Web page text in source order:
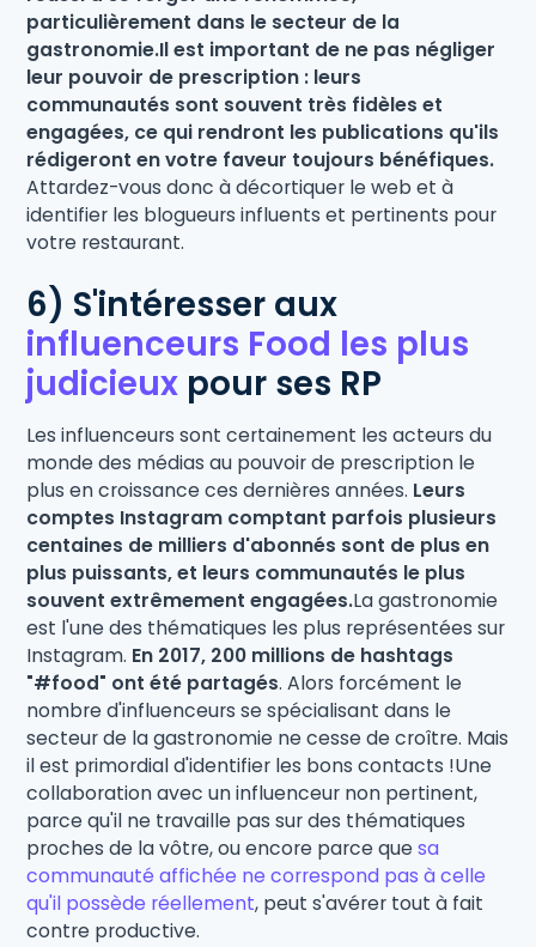
particulièrement dans le secteur de la
gastronomie.Il est important de ne pas négliger
leur pouvoir de prescription : leurs
communautés sont souvent très fidèles et
engagées, ce qui rendront les publications qu'ils
rédigeront en votre faveur toujours bénéfiques.
Attardez-vous donc à décortiquer le web et à
identifier les blogueurs influents et pertinents pour
votre restaurant.
6) S'intéresser aux
influenceurs Food les plus
judicieux pour ses RP
Les influenceurs sont certainement les acteurs du
monde des médias au pouvoir de prescription le
plus en croissance ces dernières années. Leurs
comptes Instagram comptant parfois plusieurs
centaines de milliers d'abonnés sont de plus en
plus puissants, et leurs communautés le plus
souvent extrêmement engagées.La gastronomie
est l'une des thématiques les plus représentées sur
Instagram. En 2017, 200 millions de hashtags
"#food" ont été partagés. Alors forcément le
nombre d'influenceurs se spécialisant dans le
secteur de la gastronomie ne cesse de croître. Mais
il est primordial d'identifier les bons contacts !Une
collaboration avec un influenceur non pertinent,
parce qu'il ne travaille pas sur des thématiques
proches de la vôtre, ou encore parce quesa
communauté affichée ne correspond pas à celle
qu'il possède réellement, peut s'avérer tout à fait
contre productive.